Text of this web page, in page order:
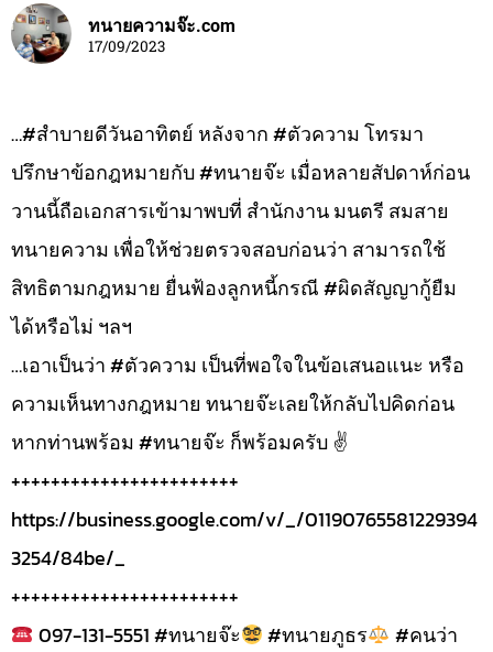
ทนายความจ๊ะ.com
17/09/2023
…#สำบายดีวันอาทิตย์ หลังจาก #ตัวความ โทรมา
ปรึกษาข้อกฎหมายกับ #ทนายจ๊ะ เมื่อหลายสัปดาห์ก่อน
วานนี้ถือเอกสารเข้ามาพบที่ สำนักงาน มนตรี สมสาย
ทนายความ เพื่อให้ช่วยตรวจสอบก่อนว่า สามารถใช้
สิทธิตามกฎหมาย ยื่นฟ้องลูกหนี้กรณี #ผิดสัญญากู้ยืม
ได้หรือไม่ ฯลฯ
…เอาเป็นว่า #ตัวความ เป็นที่พอใจในข้อเสนอแนะ หรือ
ความเห็นทางกฎหมาย ทนายจ๊ะเลยให้กลับไปคิดก่อน
หากท่านพร้อม #ทนายจ๊ะ ก็พร้อมครับ ✌️
+++++++++++++++++++++++
https://business.google.com/v/_/01190765581229394
3254/84be/_
+++++++++++++++++++++++
097-131-5551 #ทนายจ๊ะ
#ทนายภูธร
#คนว่า